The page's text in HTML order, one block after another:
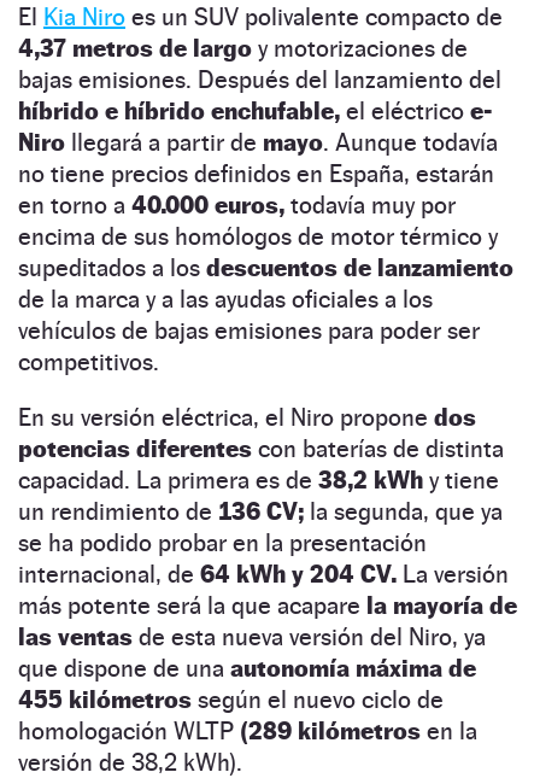
El Kia Niro es un SUV polivalente compacto de
4,37 metros de largo y motorizaciones de
bajas emisiones. Después del lanzamiento del
híbrido e híbrido enchufable, el eléctrico e-
Niro llegará a partir de mayo. Aunque todavía
no tiene precios definidos en España, estarán
en torno a 40.000 euros, todavía muy por
encima de sus homólogos de motor térmico y
supeditados a los descuentos de lanzamiento
de la marca y a las ayudas oficiales a los
vehículos de bajas emisiones para poder ser
competitivos.
En su versión eléctrica, el Niro propone dos
potencias diferentes con baterías de distinta
capacidad. La primera es de 38,2 kWh y tiene
un rendimiento de 136 CV; la segunda, que ya
se ha podido probar en la presentación
internacional, de 64 kWh y 204 CV. La versión
más potente será la que acapare la mayoría de
las ventas de esta nueva versión del Niro, ya
que dispone de una autonomía máxima de
455 kilómetros según el nuevo ciclo de
homologación WLTP (289 kilómetros en la
versión de 38,2 kWh).